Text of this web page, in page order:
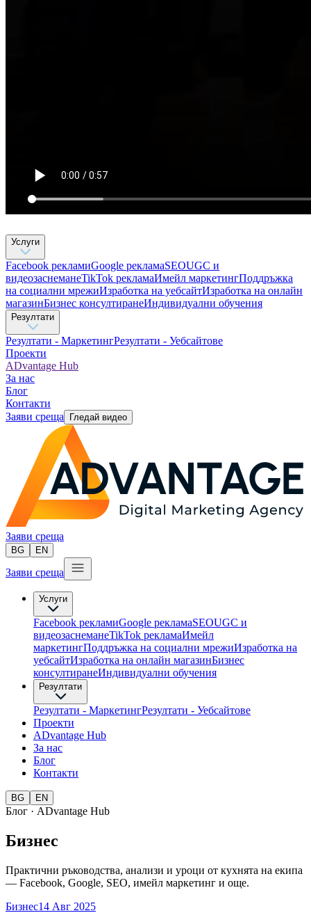
Услуги
Facebook рекламиGoogle рекламаSEOUGC и
видеозаснеманеTikTok рекламaИмейл маркетингПоддръжка
на социални мрежиИзработка на уебсайтИзработка на онлайн
магазинБизнес консултиране​Индивидуални обучения
Резултати
Резултати - МаркетингРезултати - Уебсайтове
Проекти
ADvantage Hub
За нас
Блог
Контакти
Заяви среща
Гледай видео
Заяви среща
BG EN
Заяви среща
Услуги
Facebook рекламиGoogle рекламаSEOUGC и
видеозаснеманеTikTok рекламaИмейл
маркетингПоддръжка на социални мрежиИзработка на
уебсайтИзработка на онлайн магазинБизнес
консултиране​Индивидуални обучения
Резултати
Резултати - МаркетингРезултати - Уебсайтове
Проекти
ADvantage Hub
За нас
Блог
Контакти
BG EN
Блог · ADvantage Hub
Бизнес
Практични ръководства, анализи и уроци от кухнята на екипа
— Facebook, Google, SEO, имейл маркетинг и още.
Бизнес14 Авг 2025